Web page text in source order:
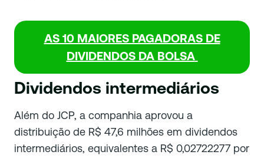
AS 10 MAIORES PAGADORAS DE
DIVIDENDOS DA BOLSA
Dividendos intermediários
Além do JCP, a companhia aprovou a
distribuição de R$ 47,6 milhões em dividendos
intermediários, equivalentes a R$ 0,02722277 por